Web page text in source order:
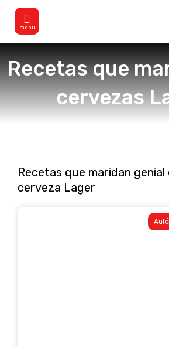
contenido
Flyout
Menu
Recetas que
cervezas
Recetas que maridan
cerveza Lager
Página